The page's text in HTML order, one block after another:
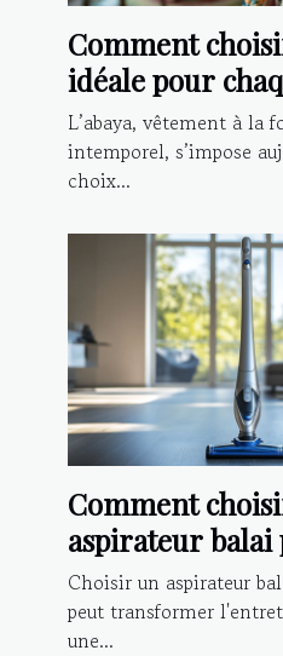
Comment
idéale pour
L’abaya, vêtement à la
intemporel, s’impose
choix...
Comment
aspirateur balai
sans fil ?
Choisir un aspirateur
peut transformer
une...